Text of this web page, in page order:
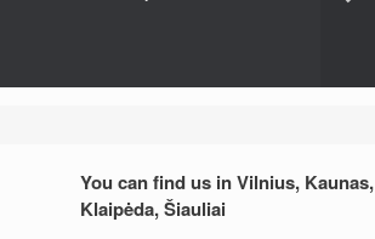
You can find us in Vilnius, Kaunas,
Klaipėda, Šiauliai